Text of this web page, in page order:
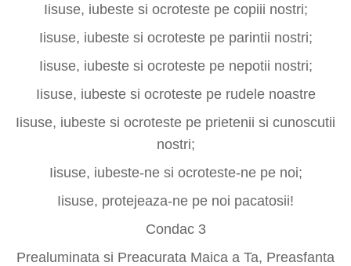
Iisuse, iubeste si ocroteste pe copiii nostri;
Iisuse, iubeste si ocroteste pe parintii nostri;
Iisuse, iubeste si ocroteste pe nepotii nostri;
Iisuse, iubeste si ocroteste pe rudele noastre
Iisuse, iubeste si ocroteste pe prietenii si cunoscutii
nostri;
Iisuse, iubeste-ne si ocroteste-ne pe noi;
Iisuse, protejeaza-ne pe noi pacatosii!
Condac 3
Prealuminata si Preacurata Maica a Ta, Preasfanta